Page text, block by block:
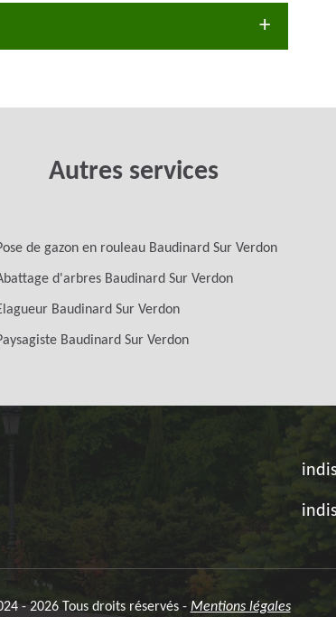
Autres services
de gazon en rouleau Baudinard Sur Verdon
d'arbres Baudinard Sur Verdon
Baudinard Sur Verdon
Baudinard Sur Verdon
- 2026 Tous droits réservés - Mentions légales